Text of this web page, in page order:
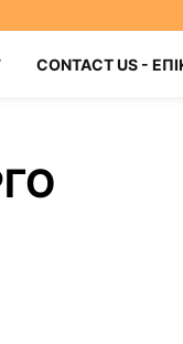
CONTACT US -